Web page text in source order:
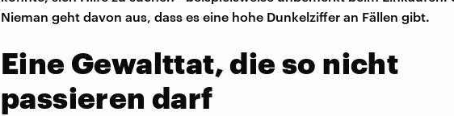
Nieman geht davon aus, dass es eine hohe Dunkelziffer an Fällen gibt.
Eine Gewalttat, die so nicht
passieren darf